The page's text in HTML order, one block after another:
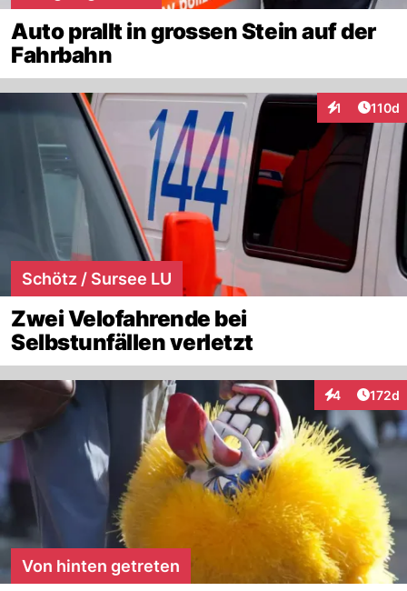
Auto prallt in grossen Stein auf der
Fahrbahn
1
Interaktionen
110d
Schötz / Sursee LU
Zwei Velofahrende bei
Selbstunfällen verletzt
4
Interaktionen
172d
Von hinten getreten